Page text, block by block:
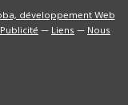
développement Web
Publicité—Liens—Nous